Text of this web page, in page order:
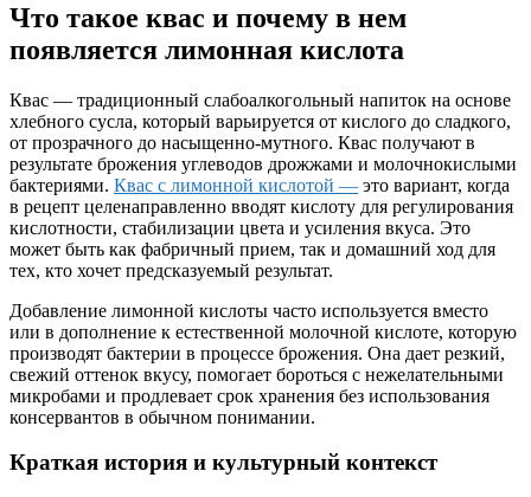
Что такое квас и почему в нем
появляется лимонная кислота
Квас — традиционный слабоалкогольный напиток на основе
хлебного сусла, который варьируется от кислого до сладкого,
от прозрачного до насыщенно-мутного. Квас получают в
результате брожения углеводов дрожжами и молочнокислыми
бактериями. Квас с лимонной кислотой — это вариант, когда
в рецепт целенаправленно вводят кислоту для регулирования
кислотности, стабилизации цвета и усиления вкуса. Это
может быть как фабричный прием, так и домашний ход для
тех, кто хочет предсказуемый результат.
Добавление лимонной кислоты часто используется вместо
или в дополнение к естественной молочной кислоте, которую
производят бактерии в процессе брожения. Она дает резкий,
свежий оттенок вкусу, помогает бороться с нежелательными
микробами и продлевает срок хранения без использования
консервантов в обычном понимании.
Краткая история и культурный контекст